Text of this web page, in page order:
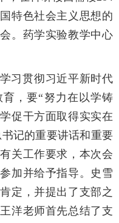
特色社会主义思想的
。药学实验教学中心
习贯彻习近平新时代
，要“努力在以学铸
促干方面取得实实在
记的重要讲话和重要
关工作要求，本次会
加并给予指导。史雪
定，并提出了支部之
洋老师首先总结了支